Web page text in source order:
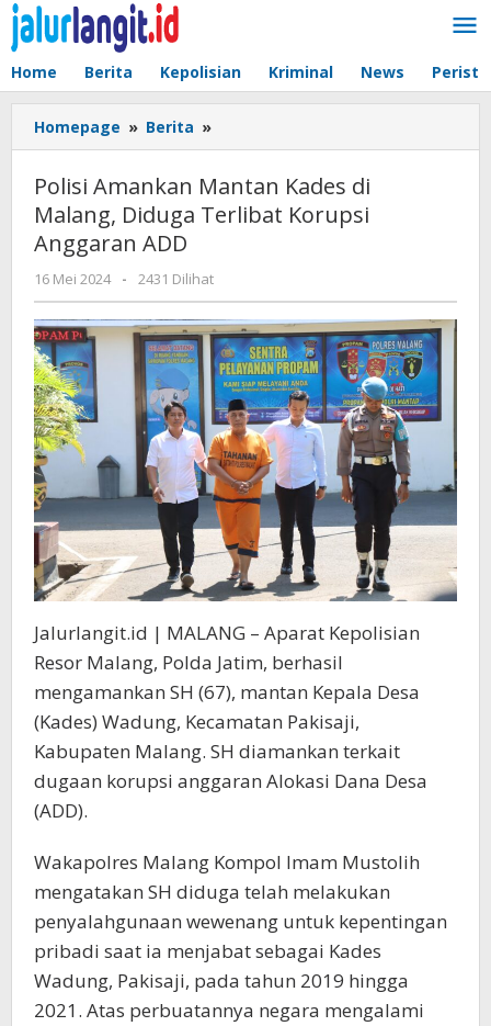
Lewati
konten
Home Berita Kepolisian Kriminal News
Homepage » Berita »
Amankan
Kades
di
Korupsi
Anggaran
ADD
Polisi Amankan Mantan Kades di
Malang, Diduga Terlibat Korupsi
Anggaran ADD
16 Mei 2024
oleh
admin
- 2431 Dilihat
Jalurlangit.id | MALANG – Aparat Kepolisian
Resor Malang, Polda Jatim, berhasil
mengamankan SH (67), mantan Kepala Desa
(Kades) Wadung, Kecamatan Pakisaji,
Kabupaten Malang. SH diamankan terkait
dugaan korupsi anggaran Alokasi Dana Desa
(ADD).
Wakapolres Malang Kompol Imam Mustolih
mengatakan SH diduga telah melakukan
penyalahgunaan wewenang untuk kepentingan
pribadi saat ia menjabat sebagai Kades
Wadung, Pakisaji, pada tahun 2019 hingga
2021. Atas perbuatannya negara mengalami